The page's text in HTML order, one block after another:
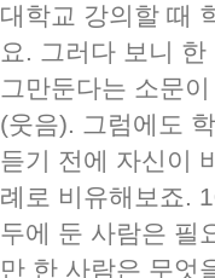
대학교 강의할 때
요. 그러다 보니
그만둔다는 소문
(웃음). 그럼에도
듣기 전에 자신이
례로 비유해보죠.
두에 둔 사람은 필
만 한 사람은 무엇